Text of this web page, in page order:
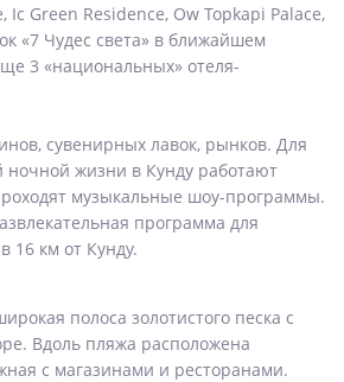
Ic Green Residence, Ow Topkapi Palace,
«7 Чудес света» в ближайшем
3 «национальных» отеля-
сувенирных лавок, рынков. Для
ночной жизни в Кунду работают
музыкальные шоу-программы.
программа для
16 км от Кунду.
полоса золотистого песка с
Вдоль пляжа расположена
с магазинами и ресторанами.